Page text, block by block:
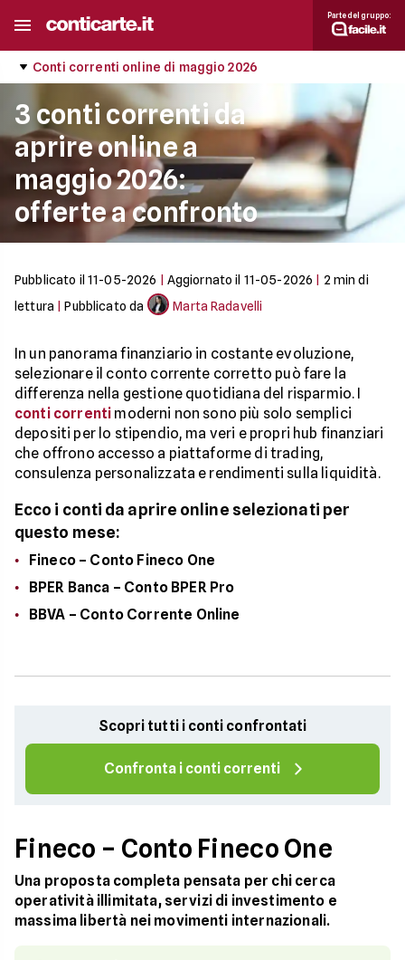
Parte del gruppo:
Conti correnti online di maggio 2026
3 conti correnti da
aprire online a
maggio 2026:
offerte a confronto
Pubblicato il 11-05-2026 Aggiornato il 11-05-2026 2 min di
lettura |Pubblicato da Marta Radavelli
In un panorama finanziario in costante evoluzione,
selezionare il conto corrente corretto può fare la
differenza nella gestione quotidiana del risparmio. I
conti correnti moderni non sono più solo semplici
depositi per lo stipendio, ma veri e propri hub finanziari
che offrono accesso a piattaforme di trading,
consulenza personalizzata e rendimenti sulla liquidità.
Ecco i conti da aprire online selezionati per
questo mese:
Fineco – Conto Fineco One
BPER Banca – Conto BPER Pro
BBVA – Conto Corrente Online
Scopri tutti i conti confrontati
Confronta i conti correnti
Fineco – Conto Fineco One
Una proposta completa pensata per chi cerca
operatività illimitata, servizi di investimento e
massima libertà nei movimenti internazionali.